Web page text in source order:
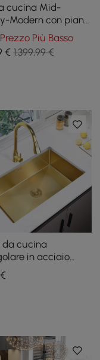
cucina Mid-
Modern con piano
lucida e scomparti
antico, 129 cm
Più Basso
€ 1.399,99 €
da cucina
in acciaio
da 30", vasca
oro